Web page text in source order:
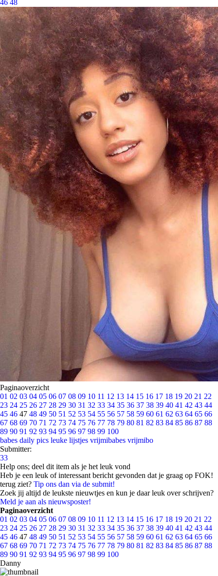
46 48
Paginaoverzicht
01 02 03 04 05 06 07 08 09 10 11 12 13 14 15 16 17 18 19 20 21 22
23 24 25 26 27 28 29 30 31 32 33 34 35 36 37 38 39 40 41 42 43 44
45 46 47 48 49 50 51 52 53 54 55 56 57 58 59 60 61 62 63 64 65 66
67 68 69 70 71 72 73 74 75 76 77 78 79 80 81 82 83 84 85 86 87 88
89 90 91 92 93 94 95 96 97 98 99 100
babes daily pics leuke lijstjes vrijmibabes vrijmibo
Submitter:
33
Help ons; deel dit item als je het leuk vond
Heb je een leuk of interessant bericht gevonden dat je graag op FOK!
terug ziet? Tip ons dan via de submit!
Zoek jij altijd de leukste nieuwtjes en kun je daar leuk over schrijven?
Meld je aan als nieuwsposter!
Paginaoverzicht
01 02 03 04 05 06 07 08 09 10 11 12 13 14 15 16 17 18 19 20 21 22
23 24 25 26 27 28 29 30 31 32 33 34 35 36 37 38 39 40 41 42 43 44
45 46 47 48 49 50 51 52 53 54 55 56 57 58 59 60 61 62 63 64 65 66
67 68 69 70 71 72 73 74 75 76 77 78 79 80 81 82 83 84 85 86 87 88
89 90 91 92 93 94 95 96 97 98 99 100
Danny